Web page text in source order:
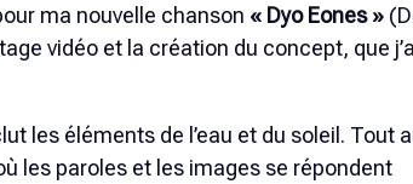
ma nouvelle chanson « Dyo Eones »
vidéo et la création du concept, que
les éléments de l’eau et du soleil. Tout
les paroles et les images se répondent